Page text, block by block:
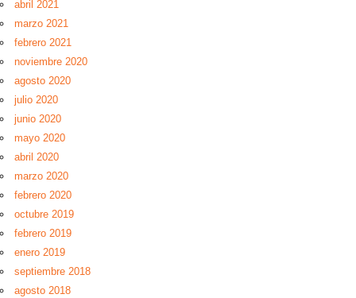
abril 2021
marzo 2021
febrero 2021
noviembre 2020
agosto 2020
julio 2020
junio 2020
mayo 2020
abril 2020
marzo 2020
febrero 2020
octubre 2019
febrero 2019
enero 2019
septiembre 2018
agosto 2018